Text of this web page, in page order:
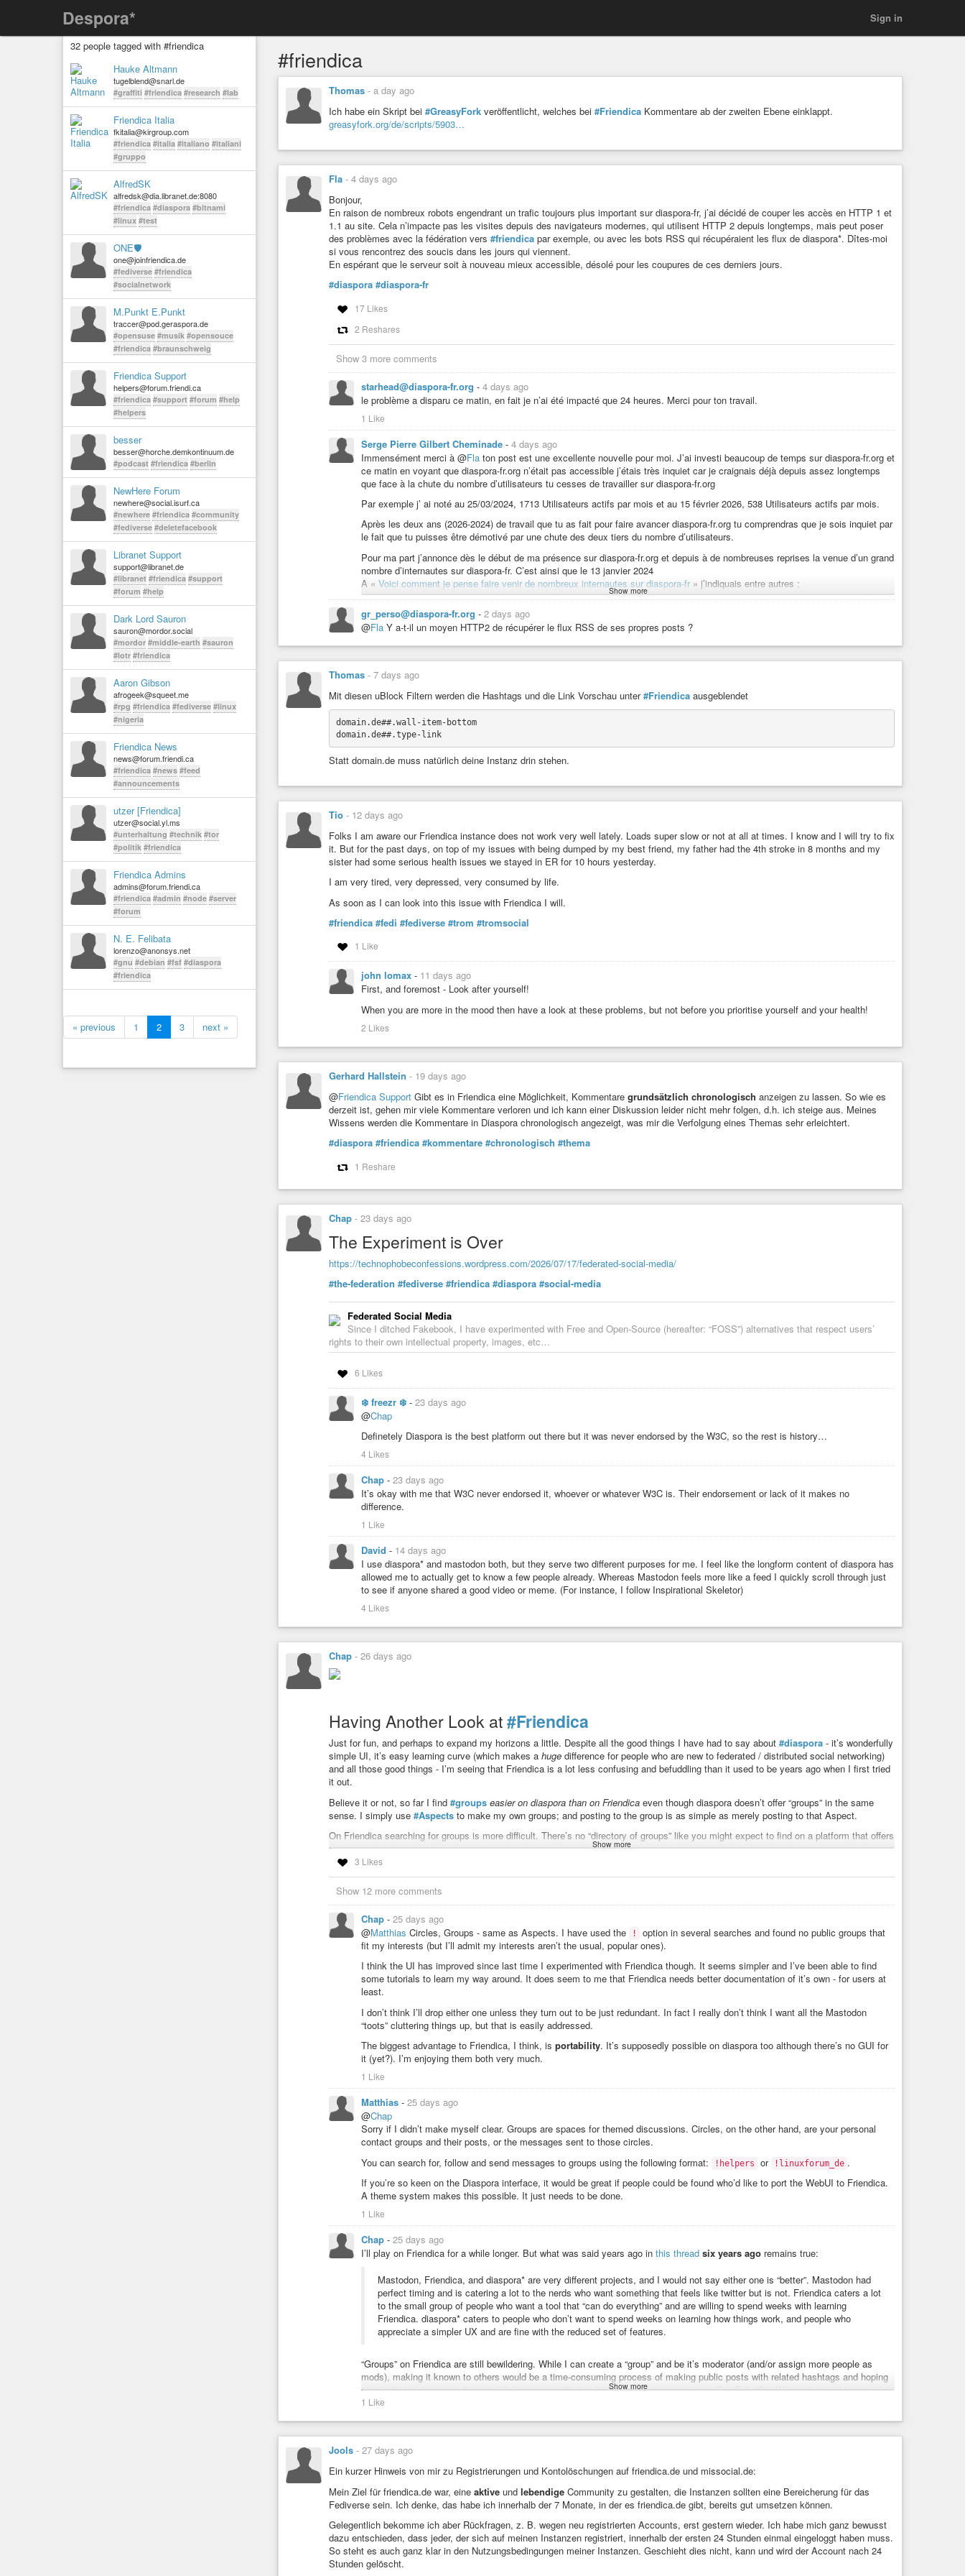
Despora* Sign in
32 people tagged with #friendica
Hauke Altmann
tugelblend@snarl.de
#graffiti #friendica #research #lab
Friendica Italia
fkitalia@kirgroup.com
#friendica #italia #italiano #italiani
#gruppo
AlfredSK
alfredsk@dia.libranet.de:8080
#friendica #diaspora #bitnami
#linux #test
ONE🛡︎
one@joinfriendica.de
#fediverse #friendica
#socialnetwork
M.Punkt E.Punkt
traccer@pod.geraspora.de
#opensuse #musik #opensouce
#friendica #braunschweig
Friendica Support
helpers@forum.friendi.ca
#friendica #support #forum #help
#helpers
besser
besser@horche.demkontinuum.de
#podcast #friendica #berlin
NewHere Forum
newhere@social.isurf.ca
#newhere #friendica #community
#fediverse #deletefacebook
Libranet Support
support@libranet.de
#libranet #friendica #support
#forum #help
Dark Lord Sauron
sauron@mordor.social
#mordor #middle-earth #sauron
#lotr #friendica
Aaron Gibson
afrogeek@squeet.me
#rpg #friendica #fediverse #linux
#nigeria
Friendica News
news@forum.friendi.ca
#friendica #news #feed
#announcements
utzer [Friendica]
utzer@social.yl.ms
#unterhaltung #technik #tor
#politik #friendica
Friendica Admins
admins@forum.friendi.ca
#friendica #admin #node #server
#forum
N. E. Felibata
lorenzo@anonsys.net
#gnu #debian #fsf #diaspora
#friendica
« previous 1 2 3 next »
#friendica
Thomas - a day ago
Ich habe ein Skript bei #GreasyFork veröffentlicht, welches bei #Friendica Kommentare ab der zweiten Ebene einklappt.
greasyfork.org/de/scripts/5903…
Fla - 4 days ago
Bonjour,
En raison de nombreux robots engendrant un trafic toujours plus important sur diaspora-fr, j’ai décidé de couper les accès en HTTP 1 et
1.1 au site. Cela n’impacte pas les visites depuis des navigateurs modernes, qui utilisent HTTP 2 depuis longtemps, mais peut poser
des problèmes avec la fédération vers #friendica par exemple, ou avec les bots RSS qui récupéraient les flux de diaspora*. Dîtes-moi
si vous rencontrez des soucis dans les jours qui viennent.
En espérant que le serveur soit à nouveau mieux accessible, désolé pour les coupures de ces derniers jours.
#diaspora #diaspora-fr
17 Likes
2 Reshares
Show 3 more comments
starhead@diaspora-fr.org - 4 days ago
le problème a disparu ce matin, en fait je n’ai été impacté que 24 heures. Merci pour ton travail.
1 Like
Serge Pierre Gilbert Cheminade - 4 days ago
Immensément merci à @Fla ton post est une excellente nouvelle pour moi. J’ai investi beaucoup de temps sur diaspora-fr.org et
ce matin en voyant que diaspora-fr.org n’était pas accessible j’étais très inquiet car je craignais déjà depuis assez longtemps
que face à la chute du nombre d’utilisateurs tu cesses de travailler sur diaspora-fr.org
Par exemple j’ ai noté au 25/03/2024, 1713 Utilisateurs actifs par mois et au 15 février 2026, 538 Utilisateurs actifs par mois.
Après les deux ans (2026-2024) de travail que tu as fait pour faire avancer diaspora-fr.org tu comprendras que je sois inquiet par
le fait que tu puisses être démotivé par une chute des deux tiers du nombre d’utilisateurs.
Pour ma part j’annonce dès le début de ma présence sur diaspora-fr.org et depuis à de nombreuses reprises la venue d’un grand
nombre d’internautes sur diaspora-fr. C’est ainsi que le 13 janvier 2024
A « Voici comment je pense faire venir de nombreux internautes sur diaspora-fr » j’indiquais entre autres :
Je compte sur alliancepresse.fr et ses 297 titres pour faire venir un très grand nombre d’internautes vers diaspora-fr
Alliance presse c’est :
5 millions d’exemplaires distribués chaque jour, 50 millions de lecteurs mensuels ; 12 000 journalistes.
J’ai bien conscience qu’il y a un énorme décalage entre ce que j’annonce pour bientôt depuis plusieurs années maintenant et la
chute du nombre d’utilisateurs actifs par mois. Mais je ne suis pas devin. Je ne peux pas prédire quand ce grand nombre
d’internautes arrivera mais il arrivera car je suis quelqu’un d’expérience. Je suis né le 30 juin 1960. J’ai donc 66 ans aujourd’hui.
En septembre 2000 j’ai créé avec ma femme doublement handicapée ( handicap mental plus handicap physique ) la SARL
actifs. Je pense maintenant savoir comment obtenir cela avant mai 2027. J’y travaille mais je ne suis pas devin. Cependant à
force d’y travailler on fini toujours par obtenir le résultat recherché.
Show more
gr_perso@diaspora-fr.org - 2 days ago
@Fla Y a-t-il un moyen HTTP2 de récupérer le flux RSS de ses propres posts ?
Thomas - 7 days ago
Mit diesen uBlock Filtern werden die Hashtags und die Link Vorschau unter#Friendica ausgeblendet
domain.de##.wall-item-bottom
domain.de##.type-link
Statt domain.de muss natürlich deine Instanz drin stehen.
Tio - 12 days ago
Folks I am aware our Friendica instance does not work very well lately. Loads super slow or not at all at times. I know and I will try to fix
it. But for the past days, on top of my issues with being dumped by my best friend, my father had the 4th stroke in 8 months and my
sister had some serious health issues we stayed in ER for 10 hours yesterday.
I am very tired, very depressed, very consumed by life.
As soon as I can look into this issue with Friendica I will.
#friendica #fedi #fediverse #trom #tromsocial
1 Like
john lomax - 11 days ago
First, and foremost - Look after yourself!
When you are more in the mood then have a look at these problems, but not before you prioritise yourself and your health!
2 Likes
Gerhard Hallstein - 19 days ago
@Friendica Support Gibt es in Friendica eine Möglichkeit, Kommentare grundsätzlich chronologisch anzeigen zu lassen. So wie es
derzeit ist, gehen mir viele Kommentare verloren und ich kann einer Diskussion leider nicht mehr folgen, d.h. ich steige aus. Meines
Wissens werden die Kommentare in Diaspora chronologisch angezeigt, was mir die Verfolgung eines Themas sehr erleichtert.
#diaspora #friendica #kommentare #chronologisch #thema
1 Reshare
Chap - 23 days ago
The Experiment is Over
https://technophobeconfessions.wordpress.com/2026/07/17/federated-social-media/
#the-federation #fediverse #friendica #diaspora #social-media
Federated Social Media
Since I ditched Fakebook, I have experimented with Free and Open-Source (hereafter: “FOSS”) alternatives that respect users’
rights to their own intellectual property, images, etc…
6 Likes
❄️ freezr ❄️ - 23 days ago
@Chap
Definetely Diaspora is the best platform out there but it was never endorsed by the W3C, so the rest is history…
4 Likes
Chap - 23 days ago
It’s okay with me that W3C never endorsed it, whoever or whatever W3C is. Their endorsement or lack of it makes no
difference.
1 Like
David - 14 days ago
I use diaspora* and mastodon both, but they serve two different purposes for me. I feel like the longform content of diaspora has
allowed me to actually get to know a few people already. Whereas Mastodon feels more like a feed I quickly scroll through just
to see if anyone shared a good video or meme. (For instance, I follow Inspirational Skeletor)
4 Likes
Chap - 26 days ago
Having Another Look at#Friendica
Just for fun, and perhaps to expand my horizons a little. Despite all the good things I have had to say about #diaspora - it’s wonderfully
simple UI, it’s easy learning curve (which makes a huge difference for people who are new to federated / distributed social networking)
and all those good things - I’m seeing that Friendica is a lot less confusing and befuddling than it used to be years ago when I first tried
it out.
Believe it or not, so far I find #groups easier on diaspora than on Friendica even though diaspora doesn’t offer “groups” in the same
sense. I simply use #Aspects to make my own groups; and posting to the group is as simple as merely posting to that Aspect.
On Friendica searching for groups is more difficult. There’s no “directory of groups” like you might expect to find on a platform that offers
group memberships. And very few groups that I was able to find were very specific, like a single family or local organization. Nothing
like “Livinghistory” or “reenactors” or “ReformedChristians” or “XfceUsers” or even distro-specific groups for Linux users.
So far it’s still been kind of fun, and it does reach a lot more people in the wider#fediverseas they call it,includingDiaspora. In spite of
it’s steeper learning curve, it’s easier than I remember from my earlier experimentation with Friendica.
Show more
3 Likes
Show 12 more comments
Chap - 25 days ago
@Matthias Circles, Groups - same as Aspects. I have used the !
option in several searches and found no public groups that
fit my interests (but I’ll admit my interests aren’t the usual, popular ones).
I think the UI has improved since last time I experimented with Friendica though. It seems simpler and I’ve been able to find
some tutorials to learn my way around. It does seem to me that Friendica needs better documentation of it’s own - for users at
least.
I don’t think I’ll drop either one unless they turn out to be just redundant. In fact I really don’t think I want all the Mastodon
“toots” cluttering things up, but that is easily addressed.
The biggest advantage to Friendica, I think, is portability. It’s supposedly possible on diaspora too although there’s no GUI for
it (yet?). I’m enjoying them both very much.
1 Like
Matthias - 25 days ago
@Chap
Sorry if I didn’t make myself clear. Groups are spaces for themed discussions. Circles, on the other hand, are your personal
contact groups and their posts, or the messages sent to those circles.
You can search for, follow and send messages to groups using the following format:
!helpers or !linuxforum_de .
If you’re so keen on the Diaspora interface, it would be great if people could be found who’d like to port the WebUI to Friendica.
A theme system makes this possible. It just needs to be done.
1 Like
Chap - 25 days ago
I’ll play on Friendica for a while longer. But what was said years ago in this thread six years ago remains true:
Mastodon, Friendica, and diaspora* are very different projects, and I would not say either one is “better”. Mastodon had
perfect timing and is catering a lot to the nerds who want something that feels like twitter but is not. Friendica caters a lot
to the small group of people who want a tool that “can do everything” and are willing to spend weeks with learning
Friendica. diaspora* caters to people who don’t want to spend weeks on learning how things work, and people who
appreciate a simpler UX and are fine with the reduced set of features.
“Groups” on Friendica are still bewildering. While I can create a “group” and be it’s moderator (and/or assign more people as
mods), making it known to others would be a time-consuming process of making public posts with related hashtags and hoping
people find my group and join it. I did manage to find and “join” (I think) some groups (StarTrek, StarWars, others), there aren’t
any posts! Just a few shared memes and that kind of thing. I actually do better with Aspects on d* so far than with “groups” on
"Learning Friendica"isdefinitelya factor when it comes to bringing new users to federated platforms from proprietary
platforms like Fakebook, MeWe, whatever. Sky’s comment quoted above is still relevant for a user like me who doesn’t really
can edit a post on Friendica to correct errors and such. Still not possible on d*.
Show more
1 Like
Jools - 27 days ago
Ein kurzer Hinweis von mir zu Registrierungen und Kontolöschungen auf friendica.de und missocial.de:
Mein Ziel für friendica.de war, eine aktive und lebendige Community zu gestalten, die Instanzen sollten eine Bereicherung für das
Fediverse sein. Ich denke, das habe ich innerhalb der 7 Monate, in der es friendica.de gibt, bereits gut umsetzen können.
Gelegentlich bekomme ich aber Rückfragen, z. B. wegen neu registrierten Accounts, erst gestern wieder. Ich habe mich ganz bewusst
dazu entschieden, dass jeder, der sich auf meinen Instanzen registriert, innerhalb der ersten 24 Stunden einmal eingeloggt haben muss.
So steht es auch ganz klar in den Nutzungsbedingungen meiner Instanzen. Geschieht dies nicht, kann und wird der Account nach 24
Stunden gelöscht.